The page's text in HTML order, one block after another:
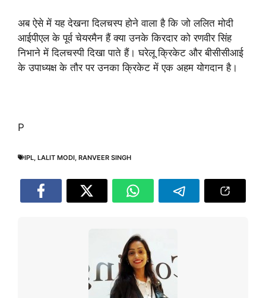
अब ऐसे में यह देखना दिलचस्प होने वाला है कि जो ललित मोदी
आईपीएल के पूर्व चेयरमैन हैं क्या उनके किरदार को रणवीर सिंह
निभाने में दिलचस्पी दिखा पाते हैं। घरेलू क्रिकेट और बीसीसीआई
के उपाध्यक्ष के तौर पर उनका क्रिकेट में एक अहम योगदान है।
P
IPL LALIT MODI RANVEER SINGH